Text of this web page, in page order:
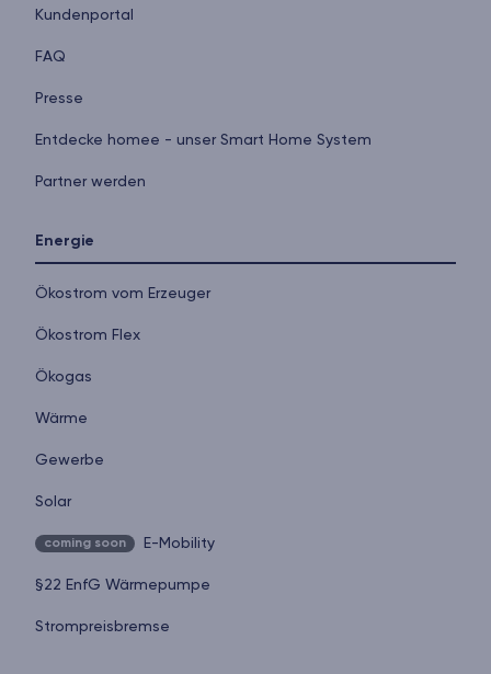
Kundenportal
FAQ
Presse
Entdecke homee - unser Smart Home System
Partner werden
Energie
Ökostrom vom Erzeuger
Ökostrom Flex
Ökogas
Wärme
Gewerbe
Solar
coming soon E-Mobility
§22 EnfG Wärmepumpe
Strompreisbremse